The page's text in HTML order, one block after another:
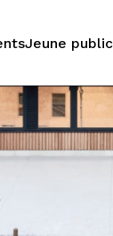
Jeune public